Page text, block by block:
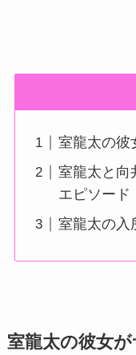
室龍太の彼
室龍太と向
エピソード
室龍太の入
室龍太の彼女